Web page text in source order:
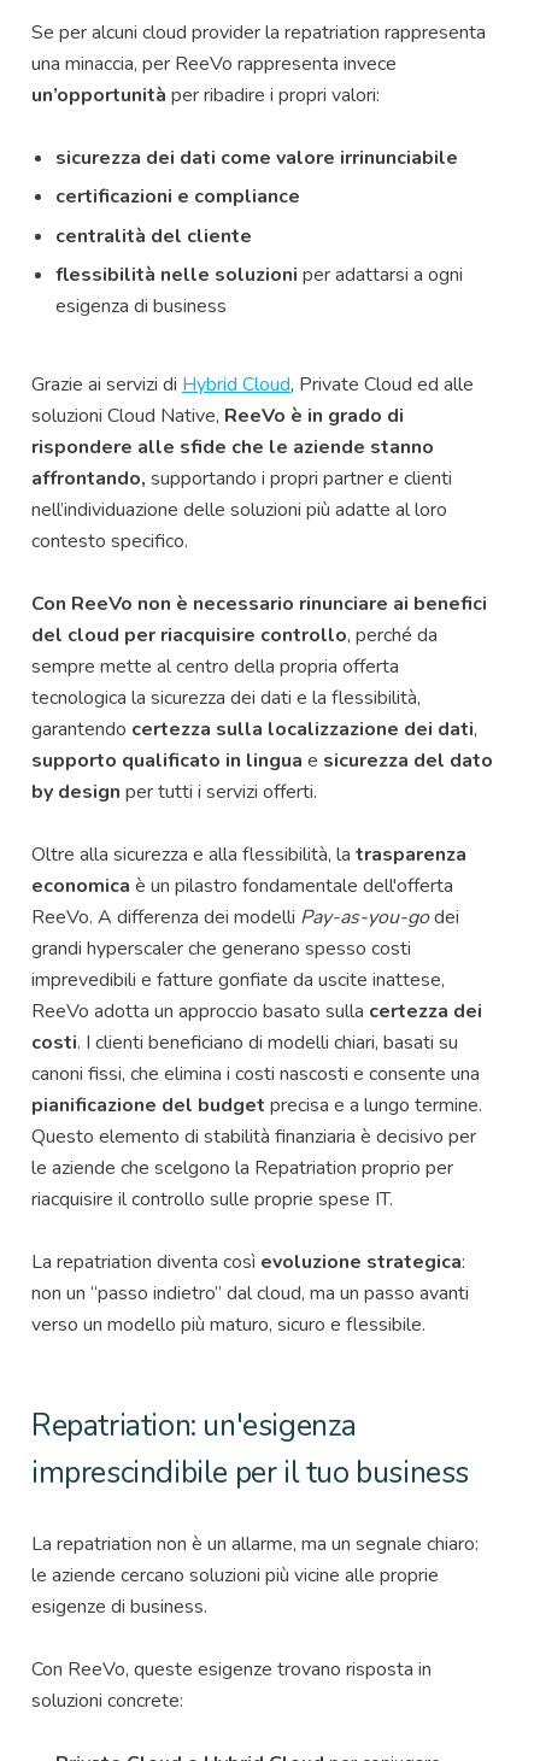
Se per alcuni cloud provider la repatriation rappresenta
una minaccia, per ReeVo rappresenta invece
un’opportunità per ribadire i propri valori:
sicurezza dei dati come valore irrinunciabile
certificazioni e compliance
centralità del cliente
flessibilità nelle soluzioni per adattarsi a ogni
esigenza di business
Grazie ai servizi di Hybrid Cloud, Private Cloud ed alle
soluzioni Cloud Native, ReeVo è in grado di
rispondere alle sfide che le aziende stanno
affrontando, supportando i propri partner e clienti
nell’individuazione delle soluzioni più adatte al loro
contesto specifico.
Con ReeVo non è necessario rinunciare ai benefici
del cloud per riacquisire controllo, perché da
sempre mette al centro della propria offerta
tecnologica la sicurezza dei dati e la flessibilità,
garantendo certezza sulla localizzazione dei dati,
supporto qualificato in lingua e sicurezza del dato
by design per tutti i servizi offerti.
Oltre alla sicurezza e alla flessibilità, la trasparenza
economica è un pilastro fondamentale dell'offerta
ReeVo. A differenza dei modelli Pay-as-you-godei
grandi hyperscaler che generano spesso costi
imprevedibili e fatture gonfiate da uscite inattese,
ReeVo adotta un approccio basato sulla certezza dei
costi. I clienti beneficiano di modelli chiari, basati su
canoni fissi, che elimina i costi nascosti e consente una
pianificazione del budget precisa e a lungo termine.
Questo elemento di stabilità finanziaria è decisivo per
le aziende che scelgono la Repatriation proprio per
riacquisire il controllo sulle proprie spese IT.
La repatriation diventa così evoluzione strategica:
non un “passo indietro” dal cloud, ma un passo avanti
verso un modello più maturo, sicuro e flessibile.
Repatriation: un'esigenza
imprescindibile per il tuo business
La repatriation non è un allarme, ma un segnale chiaro:
le aziende cercano soluzioni più vicine alle proprie
esigenze di business.
Con ReeVo, queste esigenze trovano risposta in
soluzioni concrete: